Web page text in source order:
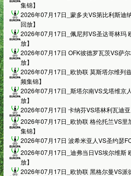
集锦】
2026年07月17日_蒙多夫VS第比利斯迪
回放】
2026年07月17日_佩尼邦VS圣达哥林玛
放】
2026年07月17日 OFK彼德罗瓦茨VS萨
放】
2026年07月17日_欧协联 莫斯塔尔维列
频集锦】
2026年07月17日_斯塔尔南VS戈塔维京
放】
2026年07月17日 卡纳芬VS塔林利瓦迪
2026年07月17日_欧协联 格伦托兰VS里
集锦】
2026年07月17日 波希米亚人VS圣约瑟
2026年07月17日_迪弗当日VS埃尔维斯
放】
2026年07月17日_欧协联 黑格尔曼VS派